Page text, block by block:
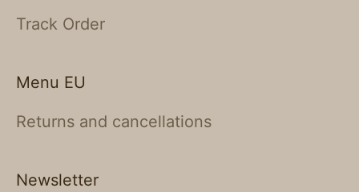
Track Order
Menu EU
Returns and cancellations
Newsletter